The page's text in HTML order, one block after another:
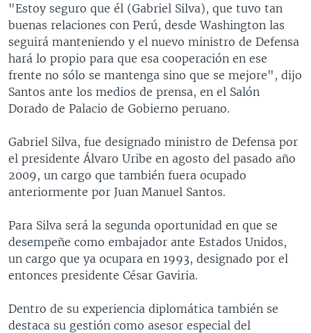
DEPORTIVO INTERNACIONAL
NOTA ECONÓMICA
ENTRETENIMIENTO
Idiomas
"Estoy seguro que él (Gabriel Silva), que tuvo tan
buenas relaciones con Perú, desde Washington las
seguirá manteniendo y el nuevo ministro de Defensa
hará lo propio para que esa cooperación en ese
frente no sólo se mantenga sino que se mejore", dijo
Santos ante los medios de prensa, en el Salón
Dorado de Palacio de Gobierno peruano.
Gabriel Silva, fue designado ministro de Defensa por
el presidente Álvaro Uribe en agosto del pasado año
2009, un cargo que también fuera ocupado
anteriormente por Juan Manuel Santos.
Para Silva será la segunda oportunidad en que se
desempeñe como embajador ante Estados Unidos,
un cargo que ya ocupara en 1993, designado por el
entonces presidente César Gaviria.
Dentro de su experiencia diplomática también se
destaca su gestión como asesor especial del